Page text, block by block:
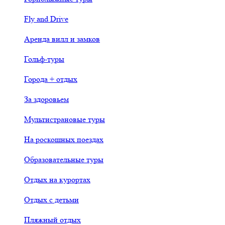
Fly and Drive
Аренда вилл и замков
Гольф-туры
Города + отдых
За здоровьем
Мультистрановые туры
На роскошных поездах
Образовательные туры
Отдых на курортах
Отдых с детьми
Пляжный отдых